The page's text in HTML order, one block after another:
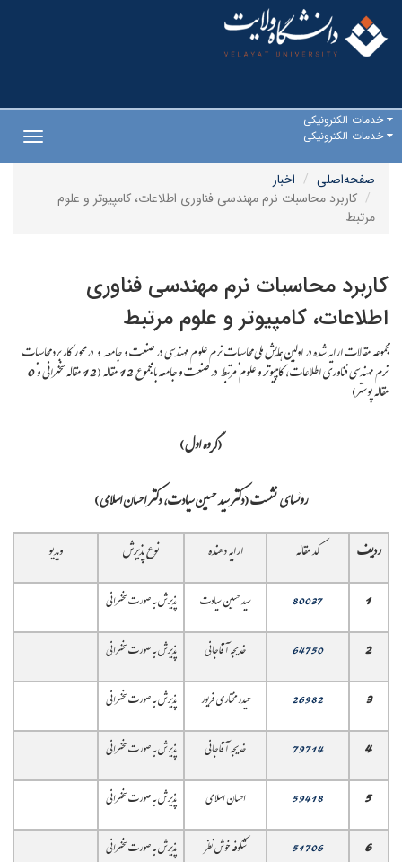
خدمات الکترونیکی
خدمات الکترونیکی
صفحه‌اصلی
اخبار
کاربرد محاسبات نرم مهندسی فناوری اطلاعات، کامپیوتر و علوم
مرتبط
کاربرد محاسبات نرم مهندسی فناوری
اطلاعات، کامپیوتر و علوم مرتبط
مجموعه مقالات ارایه شده در اولین همایش ملی محاسبات نرم علوم مهندسی در صنعت و جامعه و در محور کاربرد محاسبات
نرم مهندسی فناوری اطلاعات، کامپیوتر و علوم مرتبط در صنعت و جامعه با مجموع 12 مقاله (12 مقاله سخنرانی و 0
مقاله پوستر)
(گروه اول)
روئسای نشست (دکتر سید حسین سیادت، دکتر احسان اسلامی)
ردیف کد مقاله ارایه دهنده نوع پذیرش
ویدیو
1
80037 سید حسین سیادت پذیرش به صورت سخنرانی
2
64750 خدیجه آقاجانی پذیرش به صورت سخنرانی
3
26982 حیدر مختاری فریور پذیرش به صورت سخنرانی
4
79714 خدیجه آقاجانی پذیرش به صورت سخنرانی
5
59418 احسان اسلامی پذیرش به صورت سخنرانی
6
51706 شکوفه خوش نظر پذیرش به صورت سخنرانی